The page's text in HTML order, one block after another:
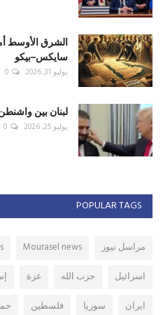
الشرق الأوسط
سايكس–بيكو
يوليو 31, 2026 0
لبنان بين
يوليو 25, 2026 0
POPULAR TAGS
مراسل نيوز Mourasel news
اسرائيل
حزب الله غزة
ايران
سوريا فلسطين